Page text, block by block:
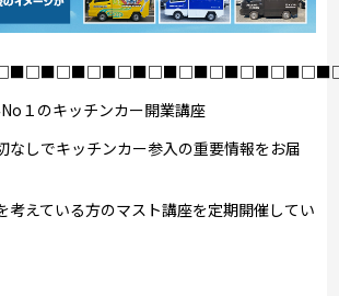
１のキッチンカー開業講座
なしでキッチンカー参入の重要情報をお届
考えている方のマスト講座を定期開催してい